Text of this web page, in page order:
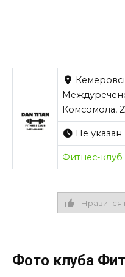
Комсомола,
Не указан
Фитнес-клуб
Нравится
Фото клуба